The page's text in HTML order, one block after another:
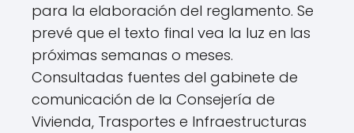
para la elaboración del reglamento. Se
prevé que el texto final vea la luz en las
próximas semanas o meses.
Consultadas fuentes del gabinete de
comunicación de la Consejería de
Vivienda, Trasportes e Infraestructuras